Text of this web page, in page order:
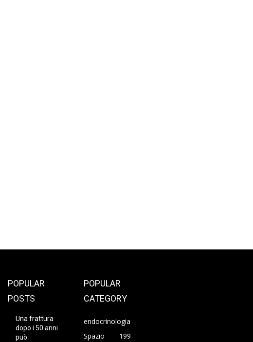
POPULAR
POSTS
Una frattura
dopo i 50 anni
può
POPULAR
CATEGORY
endocrinologia
199
Spazio